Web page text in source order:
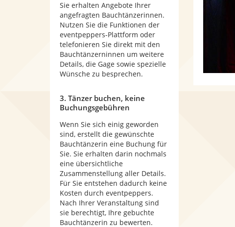
Sie erhalten Angebote Ihrer
angefragten Bauchtänzerinnen.
Nutzen Sie die Funktionen der
eventpeppers-Plattform oder
telefonieren Sie direkt mit den
Bauchtänzerninnen um weitere
Details, die Gage sowie spezielle
Wünsche zu besprechen.
3. Tänzer buchen, keine
Buchungsgebühren
Wenn Sie sich einig geworden
sind, erstellt die gewünschte
Bauchtänzerin eine Buchung für
Sie. Sie erhalten darin nochmals
eine übersichtliche
Zusammenstellung aller Details.
Für Sie entstehen dadurch keine
Kosten durch eventpeppers.
Nach Ihrer Veranstaltung sind
sie berechtigt, Ihre gebuchte
Bauchtänzerin zu bewerten.